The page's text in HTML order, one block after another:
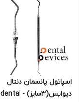
اسپاتول پانسمان دنتال
دیوایس(۳سایز) - dental